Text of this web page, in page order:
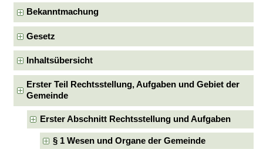
Bekanntmachung
Gesetz
Inhaltsübersicht
Erster Teil Rechtsstellung, Aufgaben und Gebiet der
Gemeinde
Erster Abschnitt Rechtsstellung und Aufgaben
§ 1 Wesen und Organe der Gemeinde